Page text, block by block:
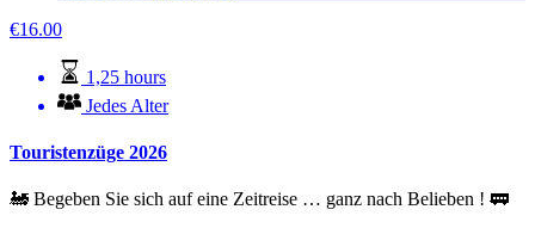
€16.00
1,25 hours
Jedes Alter
Touristenzüge 2026
🚂 Begeben Sie sich auf eine Zeitreise … ganz nach Belieben ! 🚃